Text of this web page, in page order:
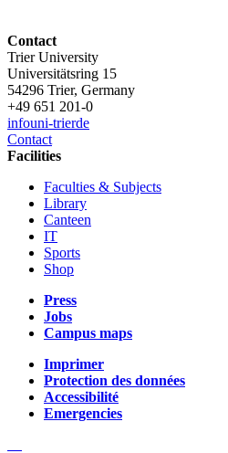
Contact
Trier University
Universitätsring 15
54296 Trier, Germany
+49 651 201-0
infouni-trierde
Contact
Facilities
Faculties & Subjects
Library
Canteen
IT
Sports
Shop
Press
Jobs
Campus maps
Imprimer
Protection des données
Accessibilité
Emergencies